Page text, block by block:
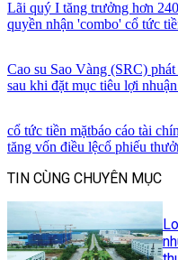
Lãi quý I tăng trưởng hơn
quyền nhận 'combo' cổ tức
Cao su Sao Vàng (SRC)
sau khi đặt mục tiêu lợi
cổ tức tiền mặtbáo cáo tài
tăng vốn điều lệcổ phiếu
TIN CÙNG CHUYÊN MỤC